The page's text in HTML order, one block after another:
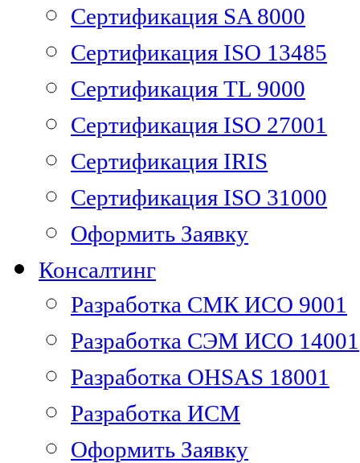
Сертификация SA 8000
Сертификация ISO 13485
Сертификация TL 9000
Сертификация ISO 27001
Сертификация IRIS
Сертификация ISO 31000
Оформить Заявку
Консалтинг
Разработка СМК ИСО 9001
Разработка СЭМ ИСО 14001
Разработка OHSAS 18001
Разработка ИСМ
Оформить Заявку